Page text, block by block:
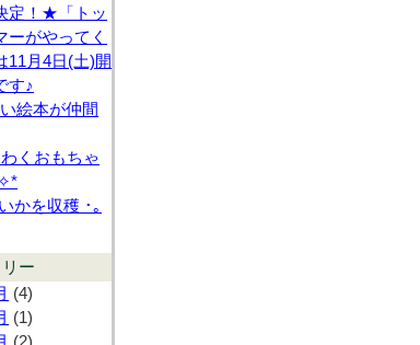
定！★「トッ
ーがやってく
11月4日(土)開
す♪
絵本が仲間
くおもちゃ
かを収穫 ･｡
ー
(4)
(1)